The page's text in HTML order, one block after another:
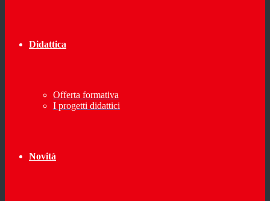
Didattica
Offerta formativa
I progetti didattici
Novità